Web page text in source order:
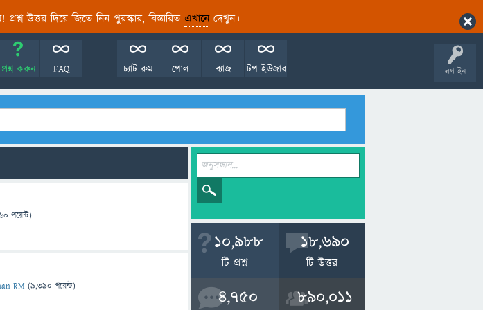
উত্তর দিয়ে জিতে নিন পুরস্কার, বিস্তারিত এখানেদেখুন।
লগ ইন
প্রশ্ন করুন FAQ টপ ইউজার
ব্যাজ
পোল
চ্যাট রুম
পয়েন্ট)
RM (9,390 পয়েন্ট)
10,988
টি প্রশ্ন
18,690
টি উত্তর
4,750 890,011